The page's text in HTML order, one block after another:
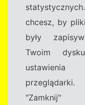
chcesz, by
były
Twoim
ustawienia